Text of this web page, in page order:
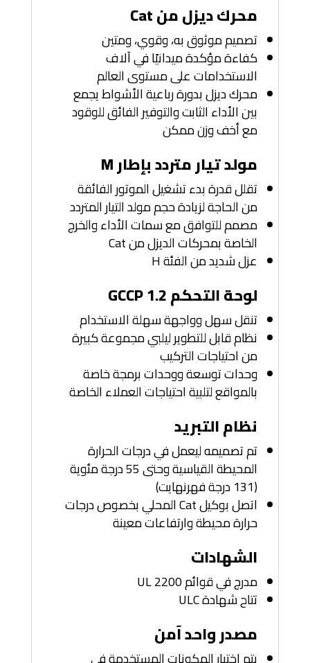
محرك ديزل من Cat
تصميم موثوق به، وقوي، ومتين
كفاءة مؤكدة ميدانيًا في آلاف
الاستخدامات على مستوى العالم
محرك ديزل بدورة رباعية الأشواط يجمع
بين الأداء الثابت والتوفير الفائق للوقود
مع أخف وزن ممكن
مولد تيار متردد بإطار M
تقلل قدرة بدء تشغيل الموتور الفائقة
من الحاجة لزيادة حجم مولد التيار المتردد
مصمم للتوافق مع سمات الأداء والخرج
الخاصة بمحركات الديزل من Cat
عزل شديد من الفئة H
لوحة التحكم GCCP 1.2
تنقل سهل وواجهة سهلة الاستخدام
نظام قابل للتطوير ليلبي مجموعة كبيرة
من احتياجات التركيب
وحدات توسعة ووحدات برمجة خاصة
بالمواقع لتلبية احتياجات العملاء الخاصة
نظام التبريد
تم تصميمه ليعمل في درجات الحرارة
المحيطة القياسية وحتى 55 درجة مئوية
(131 درجة فهرنهايت)
اتصل بوكيل Cat المحلي بخصوص درجات
حرارة محيطة وارتفاعات معينة
الشهادات
مدرج في قوائم UL 2200
تتاح شهادة ULC
مصدر واحد آمن